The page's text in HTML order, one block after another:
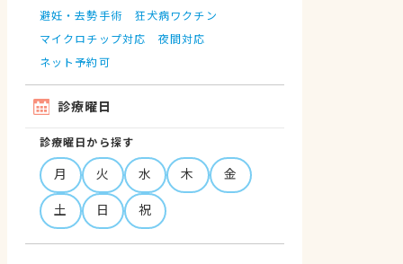
避妊・去勢手術
狂犬病ワクチン
マイクロチップ対応
夜間対応
ネット予約可
診療曜日
診療曜日から探す
月 火 水 木
金
土
日 祝